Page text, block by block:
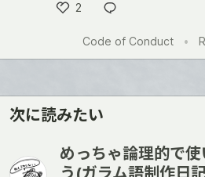
2
Code of Conduct
•
次に読みたい
めっちゃ論理的で
う(ガラム語制作日